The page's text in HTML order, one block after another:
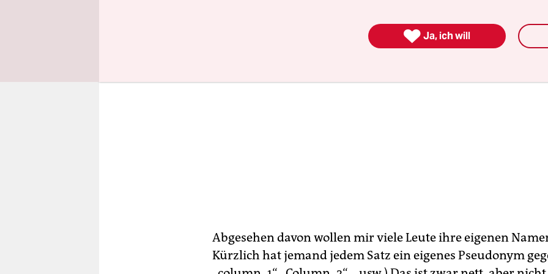
Abgesehen davon wollen mir viele Leute ihre eigenen
Kürzlich hat jemand jedem Satz ein eigenes Pseudonym
 Ja, ich will